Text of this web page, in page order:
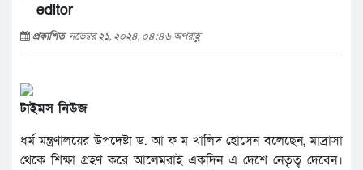
editor
প্রকাশিত নভেম্বর ২১, ২০২৪, ০৪:৪৬ অপরাহ্ণ
টাইমস নিউজ
ধর্ম মন্ত্রণালয়ের উপদেষ্টা ড. আ ফ ম খালিদ হোসেন বলেছেন, মাদ্রাসা
থেকে শিক্ষা গ্রহণ করে আলেমরাই একদিন এ দেশে নেতৃত্ব দেবেন।